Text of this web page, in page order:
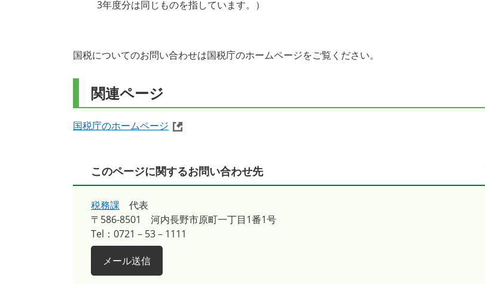
3年度分は同じものを指しています。）
国税についてのお問い合わせは国税庁のホームページをご覧ください。
関連ページ
国税庁のホームページ
このページに関するお問い合わせ先
税務課
代表
〒586-8501
河内長野市原町一丁目1番1号
Tel：0721－53－1111
メール送信